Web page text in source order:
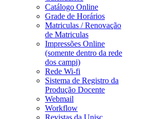
Catálogo Online
Grade de Horários
Matriculas / Renovação
de Matriculas
Impressões Online
(somente dentro da rede
dos campi)
Rede Wi-fi
Sistema de Registro da
Produção Docente
Webmail
Workflow
Revistas da Unisc